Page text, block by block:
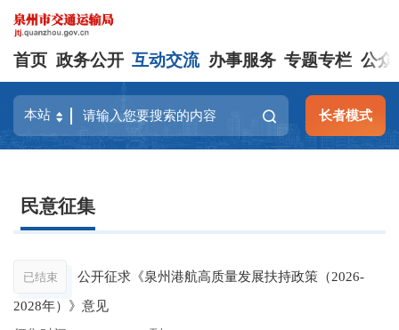
首页 政务公开 互动交流 办事服务 专题专栏 公众
长者模式
民意征集
已结束
公开征求《泉州港航高质量发展扶持政策（2026-
2028年）》意见